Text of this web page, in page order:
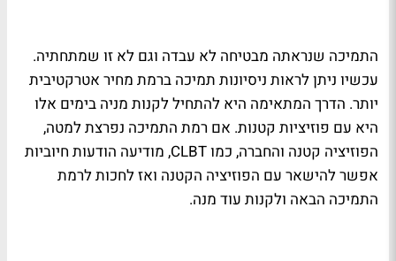
התמיכה שנראתה מבטיחה לא עבדה וגם לא זו שמתחתיה.
עכשיו ניתן לראות ניסיונות תמיכה ברמת מחיר אטרקטיבית
יותר. הדרך המתאימה היא להתחיל לקנות מניה בימים אלו
היא עם פוזיציות קטנות. אם רמת התמיכה נפרצת למטה,
הפוזיציה קטנה והחברה, כמוCLBT, מודיעה הודעות חיוביות
אפשר להישאר עם הפוזיציה הקטנה ואז לחכות לרמת
התמיכה הבאה ולקנות עוד מנה.